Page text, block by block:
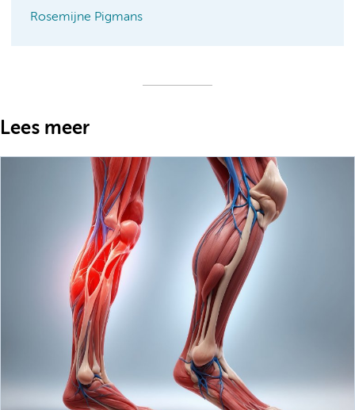
Rosemijne Pigmans
Lees meer